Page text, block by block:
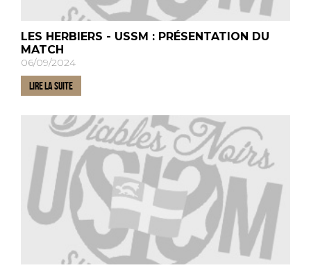
LES HERBIERS - USSM : PRÉSENTATION DU
MATCH
06/09/2024
LIRE LA SUITE